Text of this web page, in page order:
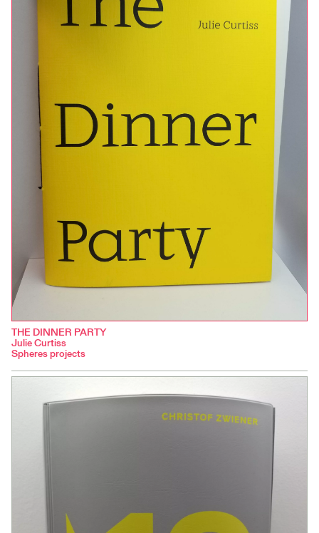
THE DINNER PARTY
Julie Curtiss
Spheres projects